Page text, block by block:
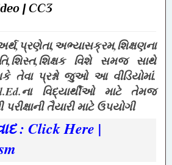
| CC3
વિશે સમજ સાથે
તેવા પ્રશ્નો જુઓ આ વીડિયોમાં.
વિદ્યાર્થીઓ માટે તેમજ
તૈયારી માટે ઉપયોગી
: Click Here |